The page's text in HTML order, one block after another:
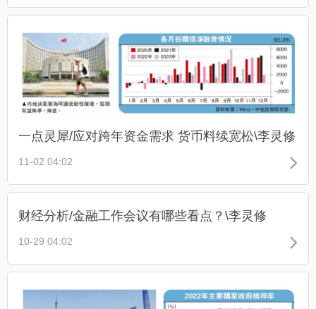
一点灵犀/应对跨年资金需求 货币料续宽松\李灵修
11-02 04:02
财经分析/金融工作会议有哪些看点？\李灵修
10-29 04:02